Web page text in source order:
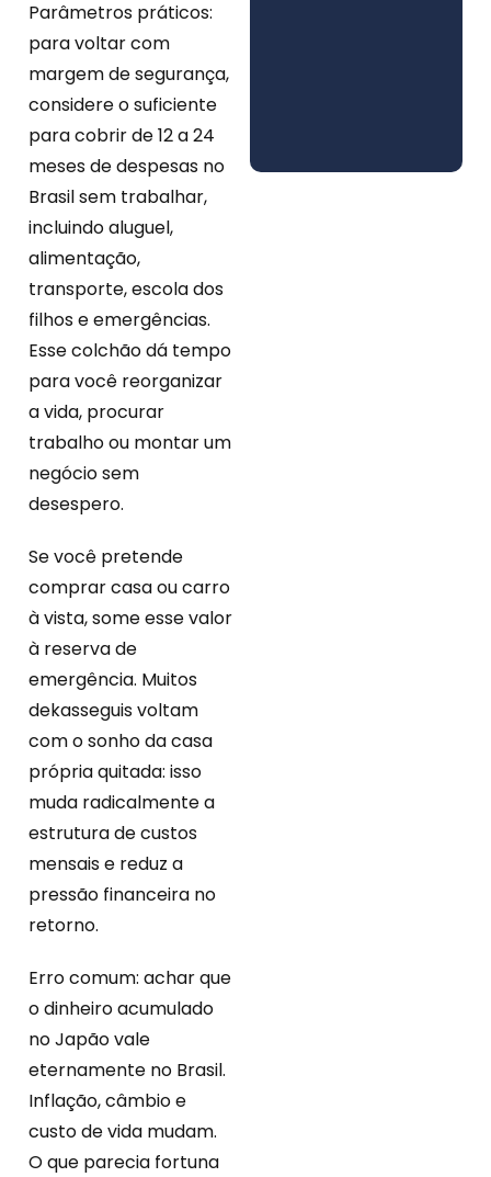
Parâmetros práticos:
para voltar com
margem de segurança,
considere o suficiente
para cobrir de 12 a 24
meses de despesas no
Brasil sem trabalhar,
incluindo aluguel,
alimentação,
transporte, escola dos
filhos e emergências.
Esse colchão dá tempo
para você reorganizar
a vida, procurar
trabalho ou montar um
negócio sem
desespero.
Se você pretende
comprar casa ou carro
à vista, some esse valor
à reserva de
emergência. Muitos
dekasseguis voltam
com o sonho da casa
própria quitada: isso
muda radicalmente a
estrutura de custos
mensais e reduz a
pressão financeira no
retorno.
Erro comum: achar que
o dinheiro acumulado
no Japão vale
eternamente no Brasil.
Inflação, câmbio e
custo de vida mudam.
O que parecia fortuna